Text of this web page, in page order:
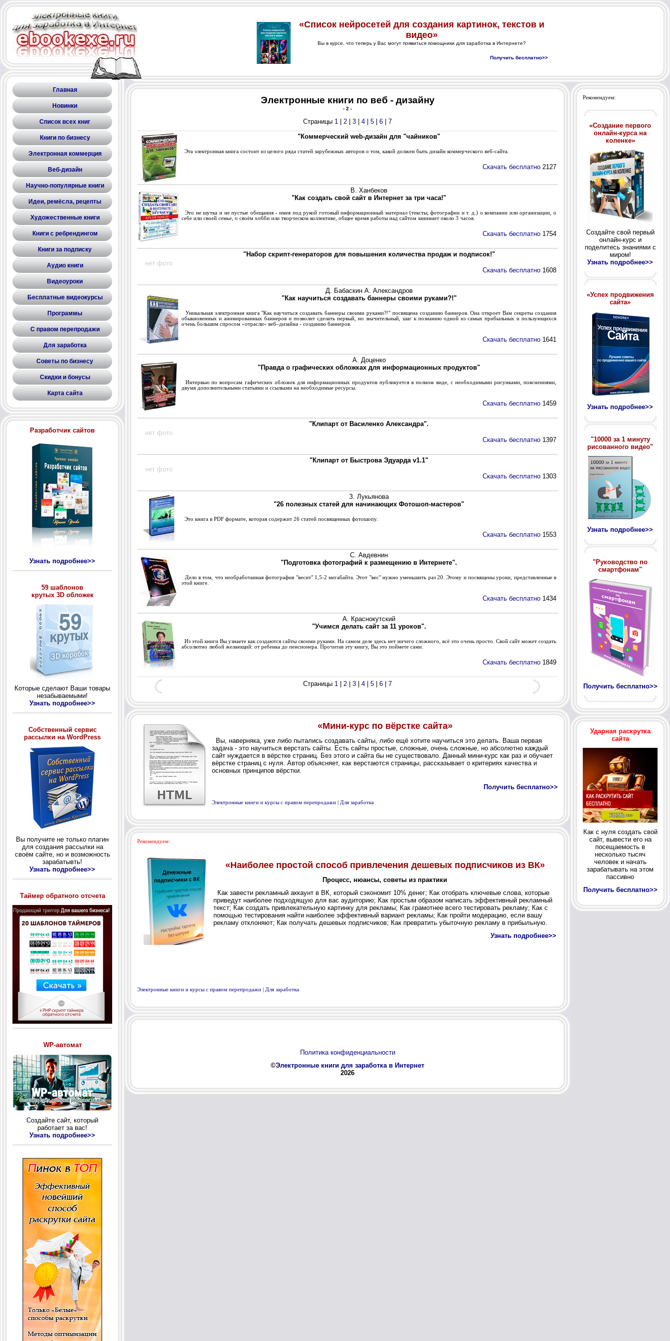
Главная
Новинки
Список всех книг
Книги по бизнесу
Электронная коммерция
Веб-дизайн
Научно-популярные книги
Идеи, ремёсла, рецепты
Художественные книги
Книги с ребрендингом
Книги за подписку
Аудио книги
Видеоуроки
Бесплатные видеокурсы
Программы
С правом перепродажи
Для заработка
Советы по бизнесу
Скидки и бонусы
Карта сайта
Разработчик сайтов
Узнать подробнее>>
59 шаблонов
крутых 3D обложек
Которые сделают Ваши товары
незабываемыми!
Узнать подробнее>>
Собственный сервис
рассылки на WordPress
Вы получите не только плагин
для создания рассылки на
своём сайте, но и возможность
зарабатывть!
Узнать подробнее>>
Таймер обратного отсчета
WP-автомат
Создайте сайт, который
работает за вас!
Узнать подробнее>>
Электронные книги по веб - дизайну
- 2 -
Страницы 1 | 2 | 3 | 4 | 5 | 6 | 7
"Коммерческий web-дизайн для "чайников"
Эта электронная книга состоит из целого ряда статей зарубежных авторов о том, какой должен быть дизайн коммерческого веб-сайта.
Скачать бесплатно 2127
В. Ханбеков
"Как создать свой сайт в Интернет за три часа!"
Это не шутка и не пустые обещания - имея под рукой готовый информационный материал (тексты, фотографии и т. д.) о компании или организации, о
себе или своей семье, о своём хобби или творческом коллективе, общее время работы над сайтом занимает около 3 часов.
Скачать бесплатно 1754
нет фото
"Набор скрипт-генераторов для повышения количества продаж и подписок!"
Скачать бесплатно 1608
Д. Бабаскин А. Александров
"Как научиться создавать баннеры своими руками?!"
Уникальная электронная книга "Как научиться создавать баннеры своими руками?!" посвящена созданию баннеров. Она откроет Вам секреты создания
обыкновенных и анимированных баннеров и позволит сделать первый, но значительный, шаг к познанию одной из самых прибыльных и пользующихся
очень большим спросом «отрасли» веб–дизайна - созданию баннеров.
Скачать бесплатно 1641
А. Доценко
"Правда о графических обложках для информационных продуктов"
Интервью по вопросам гафических обложек для информационных продуктов публикуется в полном виде, с необходимыми рисунками, пояснениями,
двумя дополнительными статьями и ссылками на необходимые ресурсы.
Скачать бесплатно 1459
нет фото
"Клипарт от Василенко Александра".
Скачать бесплатно 1397
нет фото
"Клипарт от Быстрова Эдуарда v1.1"
Скачать бесплатно 1303
З. Лукьянова
"26 полезных статей для начинающих Фотошоп-мастеров"
Это книга в PDF формате, которая содержит 26 статей посвященных фотошопу.
Скачать бесплатно 1553
С. Авдевнин
"Подготовка фотографий к размещению в Интернете".
Дело в том, что необработанная фотография "весит" 1,5-2 мегабайта. Этот "вес" нужно уменьшить раз 20. Этому и посвящены уроки, представленные в
этой книге.
Скачать бесплатно 1434
А. Краснокутский
"Учимся делать сайт за 11 уроков".
Из этой книги Вы узнаете как создаются сайты своими руками. На самом деле здесь нет ничего сложного, всё это очень просто. Свой сайт может создать
абсолютно любой желающий: от ребенка до пенсионера. Прочитав эту книгу, Вы это поймете сами.
Скачать бесплатно 1849
Страницы 1 | 2| 3| 4| 5| 6| 7
«Мини-курс по вёрстке сайта»
Вы, наверняка, уже либо пытались создавать сайты, либо ещё хотите научиться это делать. Ваша первая
задача - это научиться верстать сайты. Есть сайты простые, сложные, очень сложные, но абсолютно каждый
сайт нуждается в вёрстке страниц. Без этого и сайта бы не существовало. Данный мини-курс как раз и обучает
вёрстке страниц с нуля. Автор объясняет, как верстаются страницы, рассказывает о критериях качества и
основных принципов вёрстки.
Получить бесплатно>>
Электронные книги и курсы с правом перепродажи Для заработка
Рекомендуем:
Электронные книги и курсы с правом перепродажи Для заработка
Политика конфиденциальности
©Электронные книги для заработка в Интернет
2026
Рекомендуем:
«Создание первого
онлайн-курса на
коленке»
Создайте свой первый
онлайн-курс и
поделитесь знаниями с
миром!
Узнать подробнее>>
«Успех продвижения
сайта»
Узнать подробнее>>
"10000 за 1 минуту
рисованного видео"
Узнать подробнее>>
"Руководство по
смартфонам"
Получить бесплатно>>
Ударная раскрутка
сайта
Как с нуля создать свой
сайт, вывести его на
посещаемость в
несколько тысяч
человек и начать
зарабатывать на этом
пассивно
Получить бесплатно>>